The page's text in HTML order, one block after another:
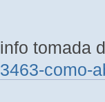
info tomada
3463-como-